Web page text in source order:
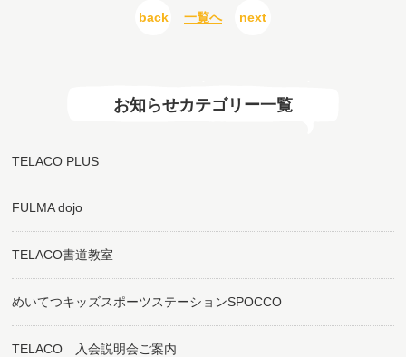
back 一覧へ next
お知らせカテゴリー一覧
TELACO PLUS
FULMA dojo
TELACO書道教室
めいてつキッズスポーツステーションSPOCCO
TELACO 入会説明会ご案内